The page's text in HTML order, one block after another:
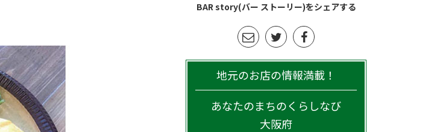
BAR story(バー ストーリー)をシェアする
地元のお店の情報満載！
あなたのまちのくらしなび
大阪府